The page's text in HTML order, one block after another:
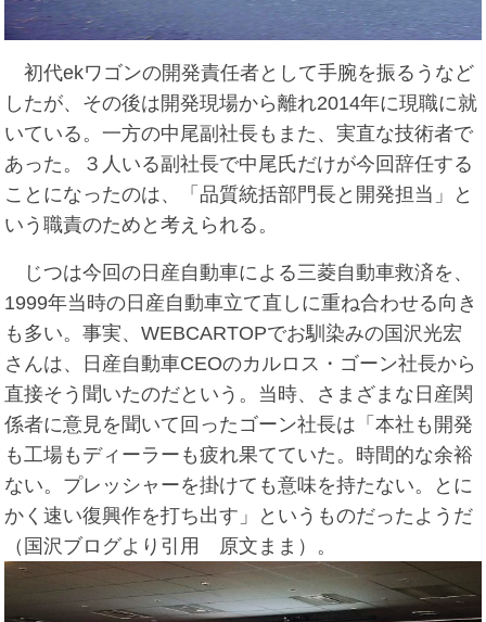
初代ekワゴンの開発責任者として手腕を振るうなど
したが、その後は開発現場から離れ2014年に現職に就
いている。一方の中尾副社長もまた、実直な技術者で
あった。３人いる副社長で中尾氏だけが今回辞任する
ことになったのは、「品質統括部門長と開発担当」と
いう職責のためと考えられる。
じつは今回の日産自動車による三菱自動車救済を、
1999年当時の日産自動車立て直しに重ね合わせる向き
も多い。事実、WEBCARTOPでお馴染みの国沢光宏
さんは、日産自動車CEOのカルロス・ゴーン社長から
直接そう聞いたのだという。当時、さまざまな日産関
係者に意見を聞いて回ったゴーン社長は「本社も開発
も工場もディーラーも疲れ果てていた。時間的な余裕
ない。プレッシャーを掛けても意味を持たない。とに
かく速い復興作を打ち出す」というものだったようだ
（国沢ブログより引用 原文まま）。